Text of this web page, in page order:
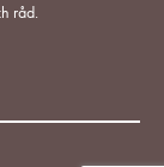
råd.